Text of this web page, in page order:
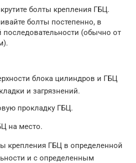
болты крепления ГБЦ.
болты постепенно, в
последовательности (обычно от
блока цилиндров и ГБЦ
и загрязнений.
прокладку ГБЦ.
на место.
крепления ГБЦ в определенной
и с определенным